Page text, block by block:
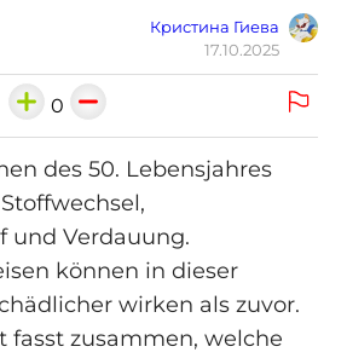
Кристина Гиева
17.10.2025
0
des 50. Lebensjahres
und Verdauung.
können in dieser
wirken als zuvor.
fasst zusammen, welche